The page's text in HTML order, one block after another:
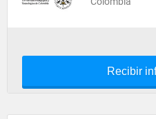
Recibir